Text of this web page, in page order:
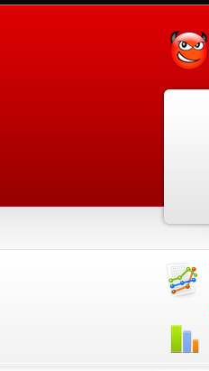
Promuj stronę w okienku!